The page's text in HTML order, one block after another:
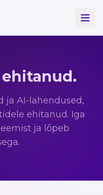
ja AI-lahendused,
ehitanud. Iga
ja lõpeb